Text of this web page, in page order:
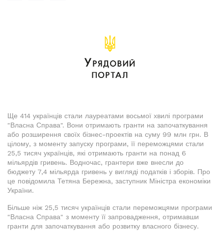
Ще 414 українців стали лауреатами восьмої хвилі програми
"Власна Справа". Вони отримають гранти на започаткування
або розширення своїх бізнес-проектів на суму 99 млн грн. В
цілому, з моменту запуску програми, її переможцями стали
25,5 тисяч українців, які отримають гранти на понад 6
мільярдів гривень. Водночас, грантери вже внесли до
бюджету 7,4 мільярда гривень у вигляді податків і зборів. Про
це повідомила Тетяна Бережна, заступник Міністра економіки
України.
Більше ніж 25,5 тисяч українців стали переможцями програми
"Власна Справа" з моменту її запровадження, отримавши
гранти для започаткування або розвитку власного бізнесу.